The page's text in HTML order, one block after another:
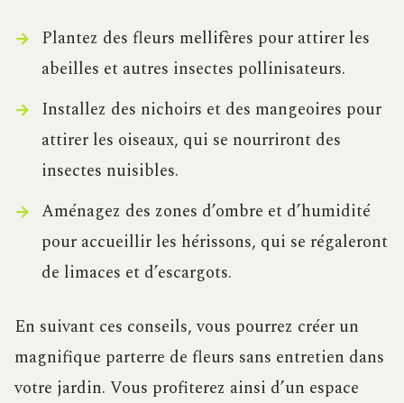
Plantez des fleurs mellifères pour attirer les
abeilles et autres insectes pollinisateurs.
Installez des nichoirs et des mangeoires pour
attirer les oiseaux, qui se nourriront des
insectes nuisibles.
Aménagez des zones d’ombre et d’humidité
pour accueillir les hérissons, qui se régaleront
de limaces et d’escargots.
En suivant ces conseils, vous pourrez créer un
magnifique parterre de fleurs sans entretien dans
votre jardin. Vous profiterez ainsi d’un espace